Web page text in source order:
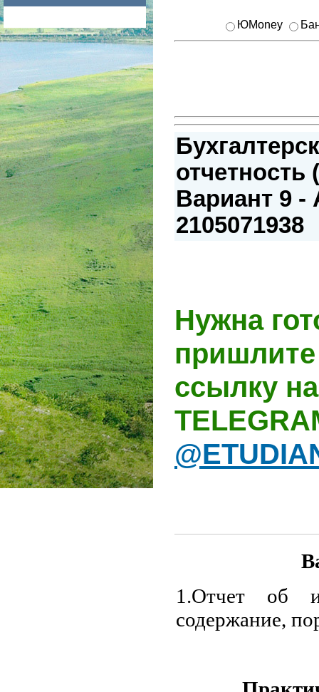
ЮMoney
отчетность
Вариант 9 -
2105071938
Нужна
ссылку
1.Отчет об
содержание,